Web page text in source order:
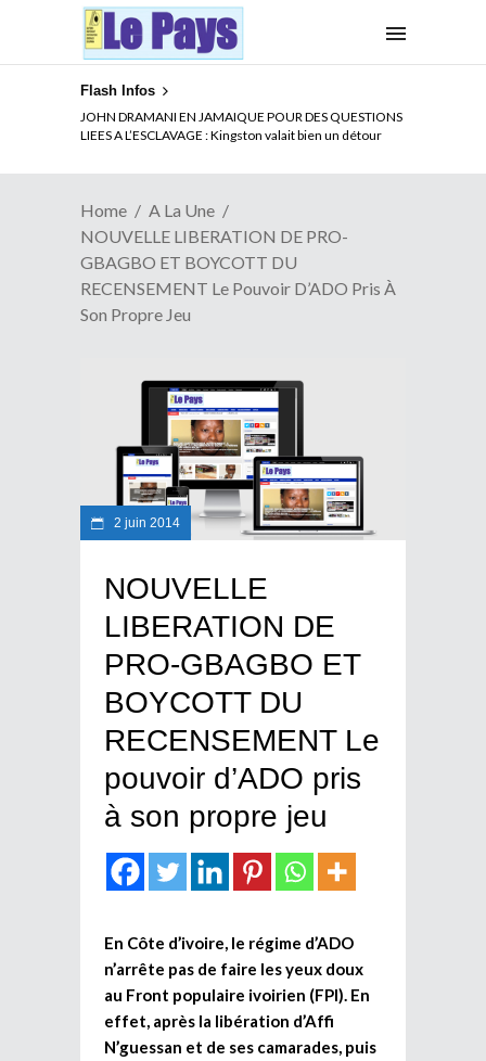
Flash Infos
ELECTION DE TALON A LA TETE DU SENAT BENINOIS :
Quand Patrice quitte le pouvoir sans partir !
Home
A La Une
NOUVELLE LIBERATION DE PRO-
GBAGBO ET BOYCOTT DU
RECENSEMENT Le Pouvoir D’ADO Pris À
Son Propre Jeu
2 juin 2014
NOUVELLE
LIBERATION DE
PRO-GBAGBO ET
BOYCOTT DU
RECENSEMENT Le
pouvoir d’ADO pris
à son propre jeu
En Côte d’ivoire, le régime d’ADO
n’arrête pas de faire les yeux doux
au Front populaire ivoirien (FPI). En
effet, après la libération d’Affi
N’guessan et de ses camarades, puis